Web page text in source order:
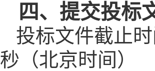
四、提交投标
投标文件截止
秒（北京时间）